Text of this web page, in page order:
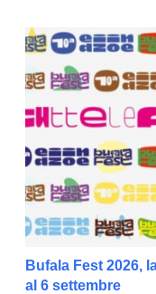
Bufala Fest 2026,
al 6 settembre